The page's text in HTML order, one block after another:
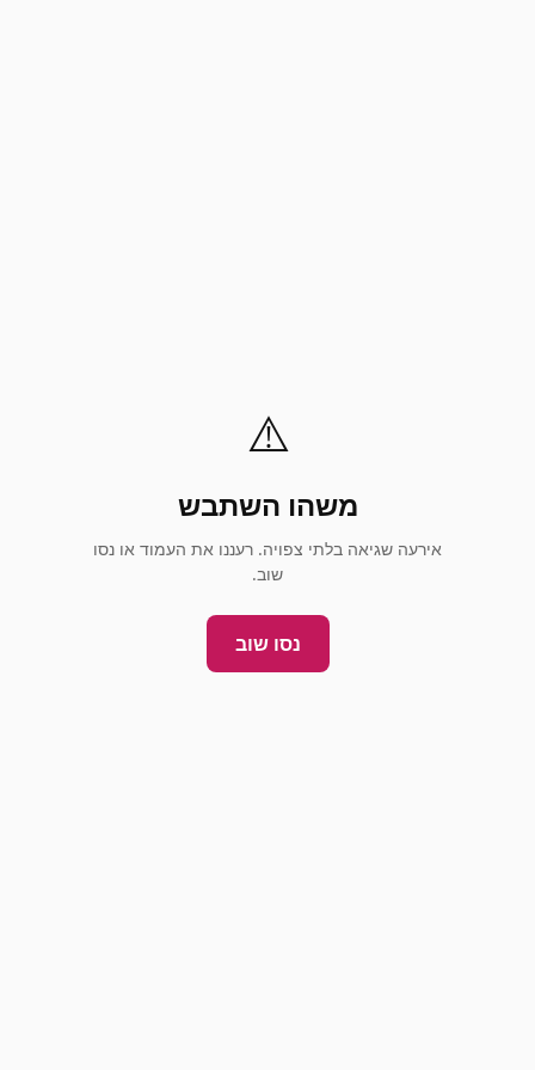
⚠️
משהו השתבש
אירעה שגיאה בלתי צפויה. רעננו את העמוד או נסו
שוב.
נסו שוב